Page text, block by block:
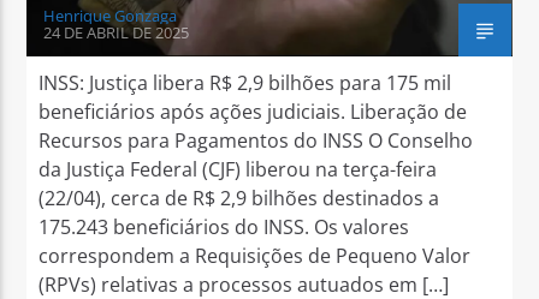
Henrique Gonzaga
24 DE ABRIL DE 2025
INSS: Justiça libera R$ 2,9 bilhões para 175 mil
beneficiários após ações judiciais. Liberação de
Recursos para Pagamentos do INSS O Conselho
da Justiça Federal (CJF) liberou na terça-feira
(22/04), cerca de R$ 2,9 bilhões destinados a
175.243 beneficiários do INSS. Os valores
correspondem a Requisições de Pequeno Valor
(RPVs) relativas a processos autuados em […]